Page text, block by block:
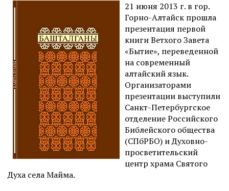
21 июня 2013 г. в гор.
Горно-Алтайск прошла
презентация первой
книги Ветхого Завета
«Бытие», переведенной
на современный
алтайский язык.
Организаторами
презентации выступили
Санкт-Петербургское
отделение Российского
Библейского общества
(СПбРБО) и Духовно-
просветительский
центр храма Святого
Духа села Майма.